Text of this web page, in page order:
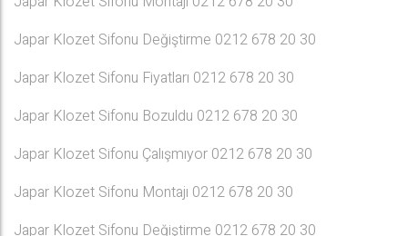
Japar Klozet Sifonu Değiştirme 0212 678 20 30
Japar Klozet Sifonu Fiyatları 0212 678 20 30
Japar Klozet Sifonu Bozuldu 0212 678 20 30
Japar Klozet Sifonu Çalışmıyor 0212 678 20 30
Japar Klozet Sifonu Montajı 0212 678 20 30
Japar Klozet Sifonu Değiştirme 0212 678 20 30